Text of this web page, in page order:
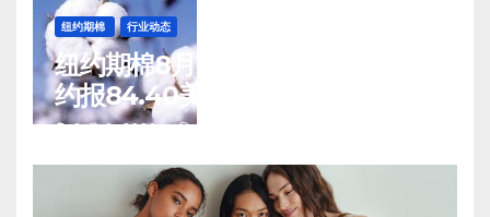
纽约期棉 行业动态
纽约期棉8月7日(周五)收涨12月合
约报84.40美分/磅
8 月 8, 2026 TENG